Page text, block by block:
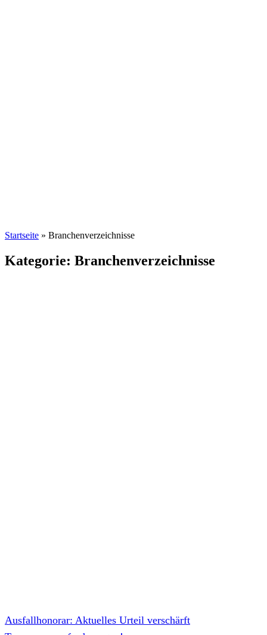
Startseite » Branchenverzeichnisse
Kategorie: Branchenverzeichnisse
Ausfallhonorar: Aktuelles Urteil verschärft